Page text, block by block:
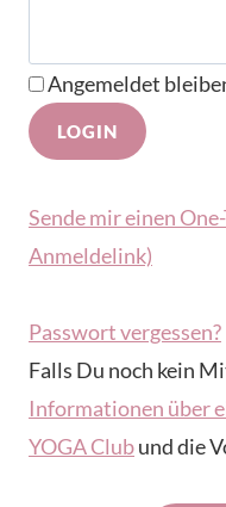
Angemeldet
Sende mir einen
Anmeldelink)
Passwort vergessen?
Falls Du noch kein
Informationen über
YOGA Clubund die